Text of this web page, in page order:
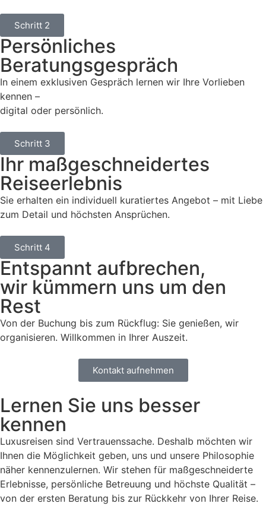
Schritt 2
Persönliches
Beratungsgespräch
In einem exklusiven Gespräch lernen wir Ihre Vorlieben
kennen –
digital oder persönlich.
Schritt 3
Ihr maßgeschneidertes
Reiseerlebnis
Sie erhalten ein individuell kuratiertes Angebot – mit Liebe
zum Detail und höchsten Ansprüchen.
Schritt 4
Entspannt aufbrechen,
wir kümmern uns um den
Rest
Von der Buchung bis zum Rückflug: Sie genießen, wir
organisieren. Willkommen in Ihrer Auszeit.
Kontakt aufnehmen
Lernen Sie uns besser
kennen
Luxusreisen sind Vertrauenssache. Deshalb möchten wir
Ihnen die Möglichkeit geben, uns und unsere Philosophie
näher kennenzulernen. Wir stehen für maßgeschneiderte
Erlebnisse, persönliche Betreuung und höchste Qualität –
von der ersten Beratung bis zur Rückkehr von Ihrer Reise.